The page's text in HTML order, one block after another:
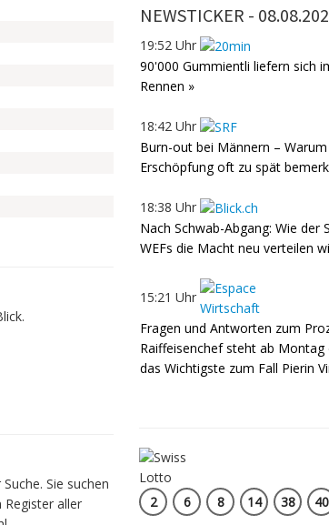
Sie suchen
Register aller
NEWSTICKER -
19:52 Uhr
90'000 Gummientli liefern sich
Rennen »
18:42 Uhr
Burn-out bei Männern –
Erschöpfung oft zu spät
18:38 Uhr
Nach Schwab-Abgang: Wie der
WEFs die Macht neu verteilen
15:21 Uhr
Fragen und Antworten zum
Raiffeisenchef steht ab Montag
das Wichtigste zum Fall Pierin
2 6 8 14 38 40